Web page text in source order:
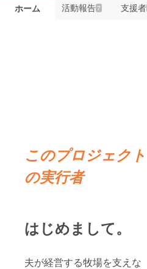
ホーム 活動報告7 支援者
このプロジェクト
の実行者
はじめまして。
夫が経営する牧場を支えな